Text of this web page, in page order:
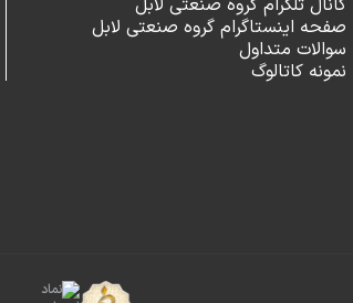
کانال تلگرام گروه صنعتی لابل
صفحه اینستاگرام گروه صنعتی لابل
سوالات متداول
نمونه کاتالوگ